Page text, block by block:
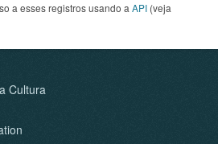
a esses registros usando a API (veja
Cultura